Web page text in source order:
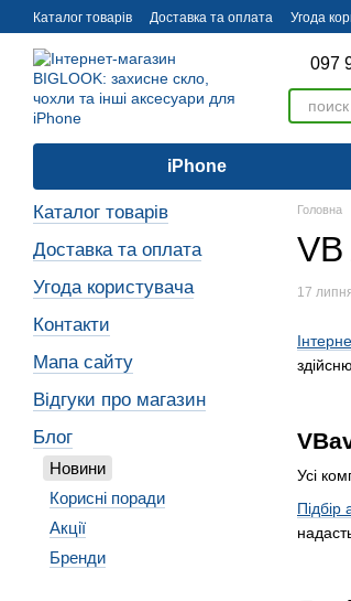
Перейти до основного контенту
Каталог товарів Доставка та оплата Угода
097
iPhone
Головна
VB
17
Усі
Підбір
Каталог товарів
Доставка та оплата
Угода користувача
Контакти
Мапа сайту
Відгуки про магазин
Блог
Новини
Корисні поради
Акції
Бренди